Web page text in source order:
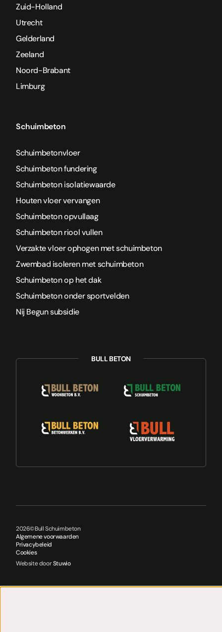
Zuid-Holland
Utrecht
Gelderland
Zeeland
Noord-Brabant
Limburg
Schuimbeton
Schuimbetonvloer
Schuimbeton fundering
Schuimbeton isolatiewaarde
Houten vloer vervangen
Schuimbeton opvullaag
Schuimbeton riool vullen
Verzakte vloer ophogen met schuimbeton
Zwembad isoleren met schuimbeton
Schuimbeton op het dak
Schuimbeton onder sportvelden
Nij Begun subsidie
2026©Bull Schuimbeton
Algemene voorwaarden
Privacybeleid
Cookies
Website doorStuwio